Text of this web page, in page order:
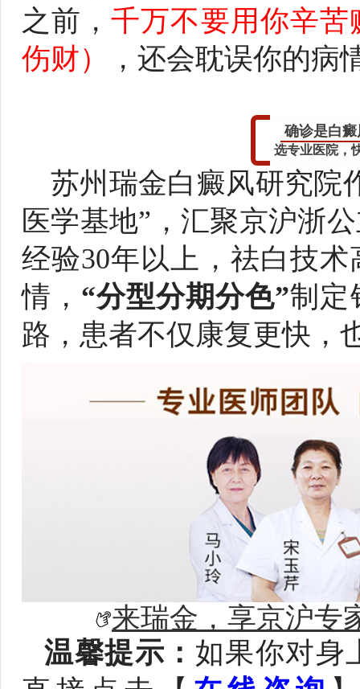
之前，千万不要用你辛
伤财）
，还会耽误你的病
确诊是白
选专业医院，
苏州瑞金白癜风研究院
医学基地”，汇聚京沪浙
经验30年以上，祛白技
情， “分型分期分色”制定
路，患者不仅康复更快，
来瑞金，享京沪专
温馨提示： 如果你对身